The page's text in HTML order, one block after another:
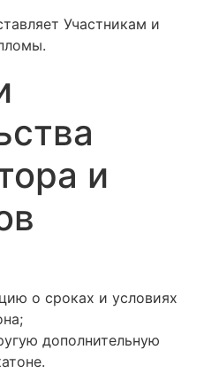
Участникам и
и
о сроках и условиях
дополнительную